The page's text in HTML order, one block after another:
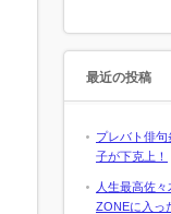
最近の投稿
プレバト俳
子が下克上！
人生最高佐
ZONEに入っ